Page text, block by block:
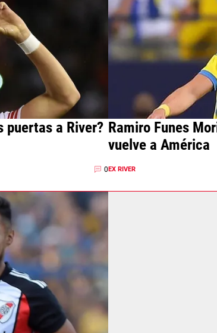
puertas a River?
0
Ramiro Funes
vuelve a América
EX RIVER